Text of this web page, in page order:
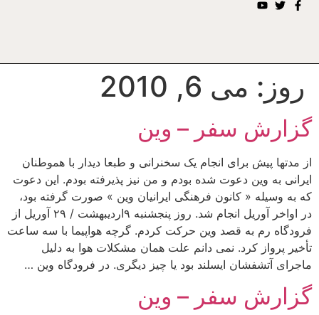
روز: می 6, 2010
گزارش سفر – وین
از مدتها پیش برای انجام یک سخنرانی و طبعا دیدار با هموطنان
ایرانی به وین دعوت شده بودم و من نیز پذیرفته بودم. این دعوت
که به وسیله « کانون فرهنگی ایرانیان وین » صورت گرفته بود،
در اواخر آوریل انجام شد. روز پنجشنبه ۹اردیبهشت / ۲۹ آوریل از
فرودگاه رم به قصد وین حرکت کردم. گرچه هواپیما با سه ساعت
تأخیر پرواز کرد. نمی دانم علت همان مشکلات هوا به دلیل
ماجرای آتشفشان ایسلند بود یا چیز دیگری. در فرودگاه وین …
گزارش سفر – وین